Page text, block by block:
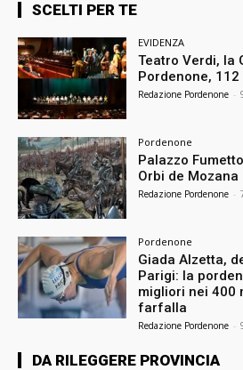
SCELTI PER TE
EVIDENZA
Teatro Verdi, la
Pordenone,
Redazione Pordenone -
Pordenone
Palazzo
Orbi de Mozana
Redazione Pordenone -
Pordenone
Giada Alzetta,
Parigi: la
migliori nei 400
farfalla
Redazione Pordenone -
DA RILEGGERE PROVINCIA